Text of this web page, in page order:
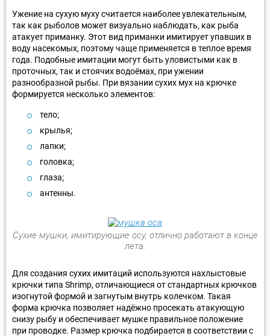
Ужение на сухую муху считается наиболее увлекательным,
так как рыболов может визуально наблюдать, как рыба
атакует приманку. Этот вид приманки имитирует упавших в
воду насекомых, поэтому чаще применяется в теплое время
года. Подобные имитации могут быть уловистыми как в
проточных, так и стоячих водоёмах, при ужении
разнообразной рыбы. При вязании сухих мух на крючке
формируется несколько элементов:
тело;
крылья;
лапки;
головка;
глаза;
антенны.
Сухие мушки, имитирующие осу, отлично работают в конце
лета.
Для создания сухих имитаций используются нахлыстовые
крючки типа Shrimp, отличающиеся от стандартных крючков
изогнутой формой и загнутым внутрь колечком. Такая
форма крючка позволяет надёжно просекать атакующую
снизу рыбу и обеспечивает мушке правильное положение
при проводке. Размер крючка подбирается в соответствии с